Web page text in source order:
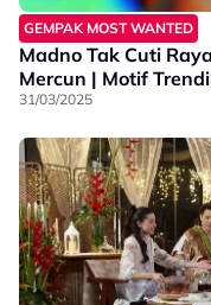
GEMPAK MOST WANTED
Madno Tak Cuti
Mercun | Motif
31/03/2025